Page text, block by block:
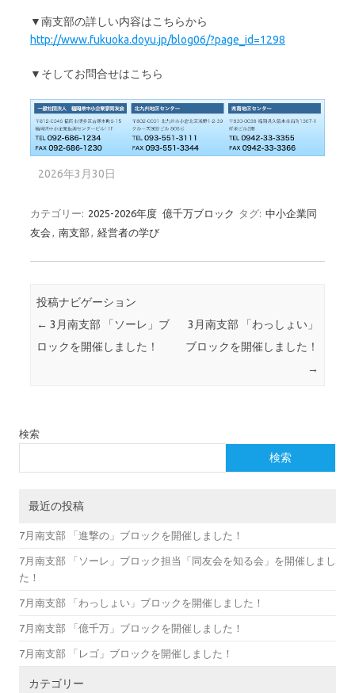
▼南支部の詳しい内容はこちらから
http://www.fukuoka.doyu.jp/blog06/?page_id=1298
▼そしてお問合せはこちら
2026年3月30日
カテゴリー: 2025-2026年度 億千万ブロック タグ: 中小企業同
友会 , 南支部, 経営者の学び
投稿ナビゲーション
← 3月南支部 「ソーレ」ブ
ロックを開催しました！
3月南支部 「わっしょい」
ブロックを開催しました！
→
検索
検索
最近の投稿
7月南支部 「進撃の」ブロックを開催しました！
7月南支部 「ソーレ」ブロック担当「同友会を知る会」を開催しまし
た！
7月南支部 「わっしょい」ブロックを開催しました！
7月南支部 「億千万」ブロックを開催しました！
7月南支部 「レゴ」ブロックを開催しました！
カテゴリー